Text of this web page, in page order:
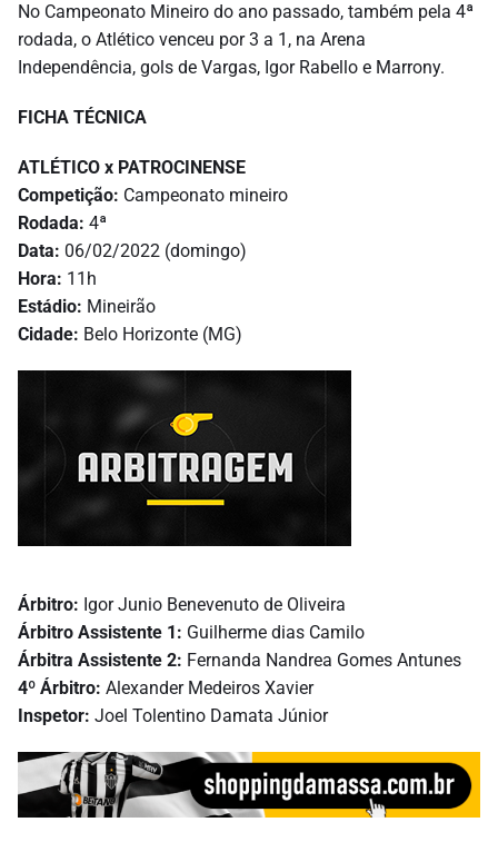
No Campeonato Mineiro do ano passado, também pela 4ª
rodada, o Atlético venceu por 3 a 1, na Arena
Independência, gols de Vargas, Igor Rabello e Marrony.
FICHA TÉCNICA
ATLÉTICO x PATROCINENSE
Competição: Campeonato mineiro
Rodada: 4ª
Data: 06/02/2022 (domingo)
Hora: 11h
Estádio: Mineirão
Cidade: Belo Horizonte (MG)
Árbitro: Igor Junio Benevenuto de Oliveira
Árbitro Assistente 1: Guilherme dias Camilo
Árbitra Assistente 2: Fernanda Nandrea Gomes Antunes
4º Árbitro: Alexander Medeiros Xavier
Inspetor: Joel Tolentino Damata Júnior